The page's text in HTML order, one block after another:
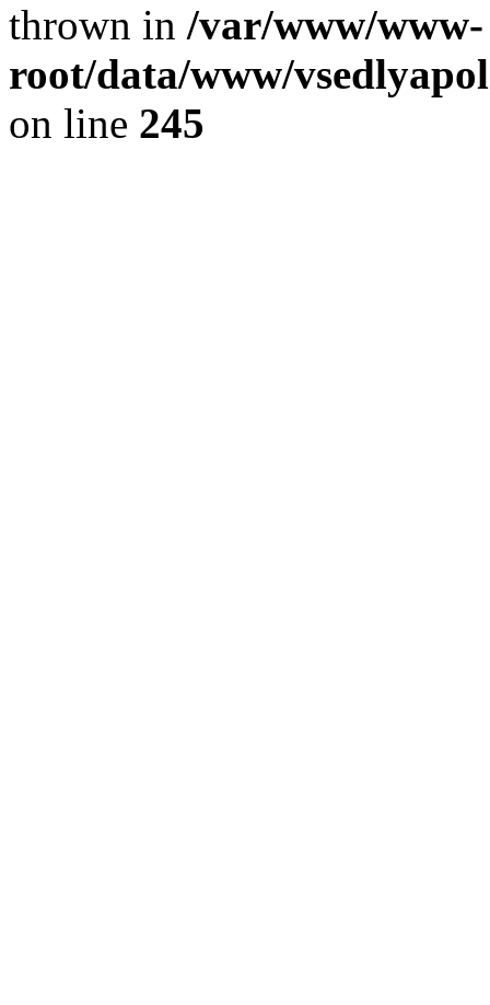
thrown in /var/www/www-
root/data/www/
on line 245